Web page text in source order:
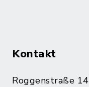
Kontakt
Roggenstraße 14